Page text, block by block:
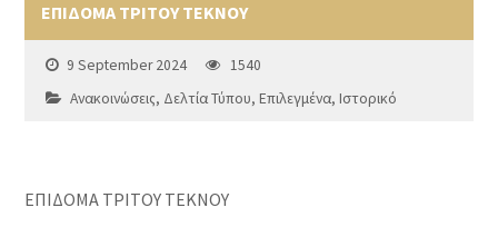
ΕΠΙΔΟΜΑ ΤΡΙΤΟΥ ΤΕΚΝΟΥ
9 September 2024
1540
Ανακοινώσεις, Δελτία Τύπου,Επιλεγμένα,Ιστορικό
ΕΠΙΔΟΜΑ ΤΡΙΤΟΥ ΤΕΚΝΟΥ